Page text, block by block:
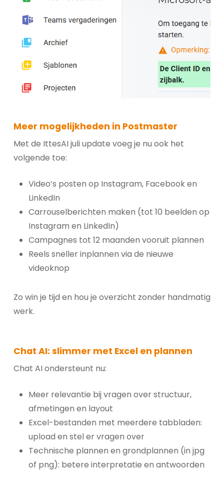
Meer mogelijkheden in Postmaster
Met de IttesAI juli update voeg je nu ook het
volgende toe:
Video’s posten op Instagram, Facebook en
LinkedIn
Carrouselberichten maken (tot 10 beelden op
Instagram en LinkedIn)
Campagnes tot 12 maanden vooruit plannen
Reels sneller inplannen via de nieuwe
videoknop
Zo win je tijd en hou je overzicht zonder handmatig
werk.
Chat AI: slimmer met Excel en plannen
Chat AI ondersteunt nu:
Meer relevantie bij vragen over structuur,
afmetingen en layout
Excel-bestanden met meerdere tabbladen:
upload en stel er vragen over
Technische plannen en grondplannen (in jpg
of png): betere interpretatie en antwoorden